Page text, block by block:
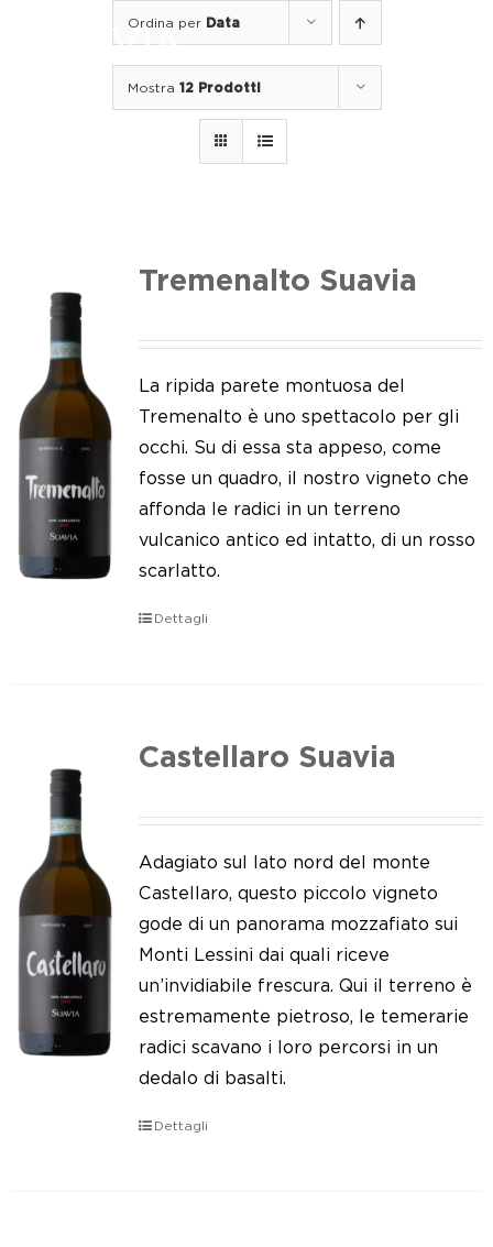
Il nostro lavoro
I nostri vigneti
Tappo a vite
Le nostre news
Ordina per Data
Mostra 12 Prodotti
Tremenalto Suavia
La ripida parete montuosa del
Tremenalto è uno spettacolo per gli
occhi. Su di essa sta appeso, come
fosse un quadro, il nostro vigneto che
affonda le radici in un terreno
vulcanico antico ed intatto, di un rosso
scarlatto.
Dettagli
Castellaro Suavia
Adagiato sul lato nord del monte
Castellaro, questo piccolo vigneto
gode di un panorama mozzafiato sui
Monti Lessini dai quali riceve
un’invidiabile frescura. Qui il terreno è
estremamente pietroso, le temerarie
radici scavano i loro percorsi in un
dedalo di basalti.
Dettagli